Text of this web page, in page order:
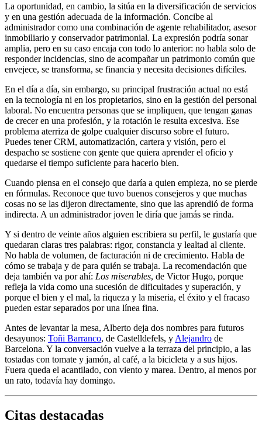
La oportunidad, en cambio, la sitúa en la diversificación de servicios
y en una gestión adecuada de la información. Concibe al
administrador como una combinación de agente rehabilitador, asesor
inmobiliario y conservador patrimonial. La expresión podría sonar
amplia, pero en su caso encaja con todo lo anterior: no habla solo de
responder incidencias, sino de acompañar un patrimonio común que
envejece, se transforma, se financia y necesita decisiones difíciles.
En el día a día, sin embargo, su principal frustración actual no está
en la tecnología ni en los propietarios, sino en la gestión del personal
laboral. No encuentra personas que se impliquen, que tengan ganas
de crecer en una profesión, y la rotación le resulta excesiva. Ese
problema aterriza de golpe cualquier discurso sobre el futuro.
Puedes tener CRM, automatización, cartera y visión, pero el
despacho se sostiene con gente que quiera aprender el oficio y
quedarse el tiempo suficiente para hacerlo bien.
Cuando piensa en el consejo que daría a quien empieza, no se pierde
en fórmulas. Reconoce que tuvo buenos consejeros y que muchas
cosas no se las dijeron directamente, sino que las aprendió de forma
indirecta. A un administrador joven le diría que jamás se rinda.
Y si dentro de veinte años alguien escribiera su perfil, le gustaría que
quedaran claras tres palabras: rigor, constancia y lealtad al cliente.
No habla de volumen, de facturación ni de crecimiento. Habla de
cómo se trabaja y de para quién se trabaja. La recomendación que
deja también va por ahí: Los miserables, de Victor Hugo, porque
refleja la vida como una sucesión de dificultades y superación, y
porque el bien y el mal, la riqueza y la miseria, el éxito y el fracaso
pueden estar separados por una línea fina.
Antes de levantar la mesa, Alberto deja dos nombres para futuros
desayunos: Toñi Barranco, de Castelldefels, y Alejandro de
Barcelona. Y la conversación vuelve a la terraza del principio, a las
tostadas con tomate y jamón, al café, a la bicicleta y a sus hijos.
Fuera queda el acantilado, con viento y marea. Dentro, al menos por
un rato, todavía hay domingo.
Citas destacadas